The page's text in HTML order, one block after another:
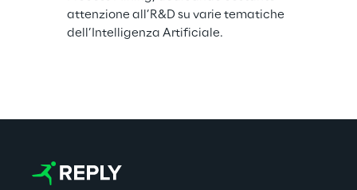
attenzione all’R&D su varie tematiche
dell’Intelligenza Artificiale.